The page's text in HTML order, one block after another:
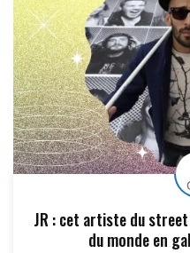
JR : cet artiste du
du monde en